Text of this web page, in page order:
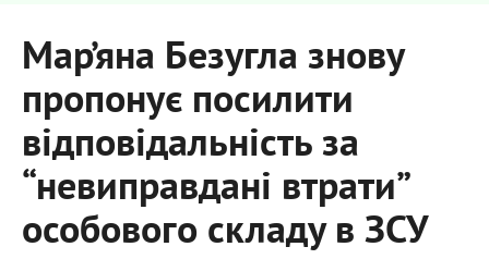
Мар’яна Безугла знову
пропонує посилити
відповідальність за
“невиправдані втрати”
особового складу в ЗСУ